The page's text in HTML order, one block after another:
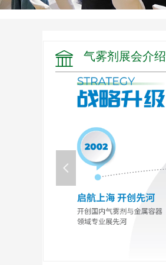
气雾剂展会介绍
넳